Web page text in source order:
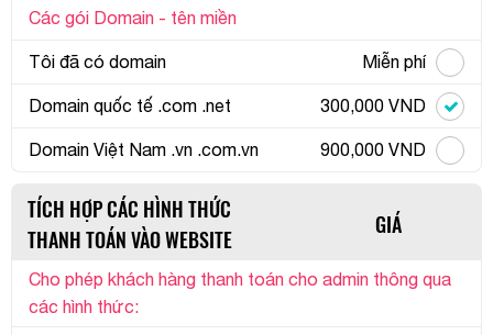
Các gói Domain - tên miền
Tôi đã có domain Miễn phí
Domain quốc tế .com .net 300,000 VND
Domain Việt Nam .vn .com.vn 900,000 VND
TÍCH HỢP CÁC HÌNH THỨC
THANH TOÁN VÀO WEBSITE
GIÁ
Cho phép khách hàng thanh toán cho admin thông qua
các hình thức: